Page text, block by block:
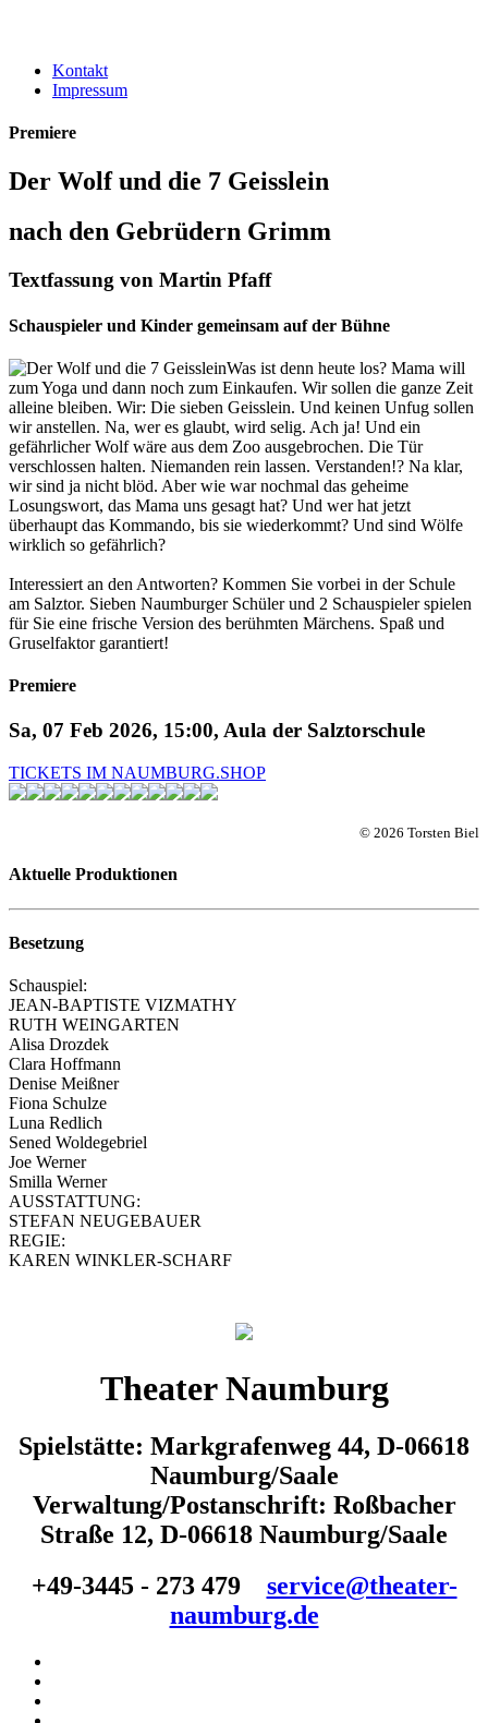
Kontakt
Impressum
Premiere
Der Wolf und die 7 Geisslein
nach den Gebrüdern Grimm
Textfassung von Martin Pfaff
Schauspieler und Kinder gemeinsam auf der Bühne
Was ist denn heute los? Mama will
zum Yoga und dann noch zum Einkaufen. Wir sollen die ganze Zeit
alleine bleiben. Wir: Die sieben Geisslein. Und keinen Unfug sollen
wir anstellen. Na, wer es glaubt, wird selig. Ach ja! Und ein
gefährlicher Wolf wäre aus dem Zoo ausgebrochen. Die Tür
verschlossen halten. Niemanden rein lassen. Verstanden!? Na klar,
wir sind ja nicht blöd. Aber wie war nochmal das geheime
Losungswort, das Mama uns gesagt hat? Und wer hat jetzt
überhaupt das Kommando, bis sie wiederkommt? Und sind Wölfe
wirklich so gefährlich?
Interessiert an den Antworten? Kommen Sie vorbei in der Schule
am Salztor. Sieben Naumburger Schüler und 2 Schauspieler spielen
für Sie eine frische Version des berühmten Märchens. Spaß und
Gruselfaktor garantiert!
Premiere
Sa, 07 Feb 2026, 15:00, Aula der Salztorschule
TICKETS IM NAUMBURG.SHOP
© 2026 Torsten Biel
Aktuelle Produktionen
Besetzung
Schauspiel:
JEAN-BAPTISTE VIZMATHY
RUTH WEINGARTEN
Alisa Drozdek
Clara Hoffmann
Denise Meißner
Fiona Schulze
Luna Redlich
Sened Woldegebriel
Joe Werner
Smilla Werner
AUSSTATTUNG:
STEFAN NEUGEBAUER
REGIE:
KAREN WINKLER-SCHARF
Theater Naumburg
Spielstätte: Markgrafenweg 44, D-06618
Naumburg/Saale
Verwaltung/Postanschrift: Roßbacher
Straße 12, D-06618 Naumburg/Saale
+49-3445 - 273 479
service@theater-
naumburg.de